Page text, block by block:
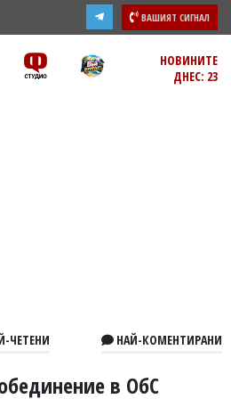
ВАШИЯТ СИГНАЛ
НОВИНИТЕ
ДНЕС: 23
ЧЕТЕНИ НАЙ-КОМЕНТИРАНИ
в ОбС